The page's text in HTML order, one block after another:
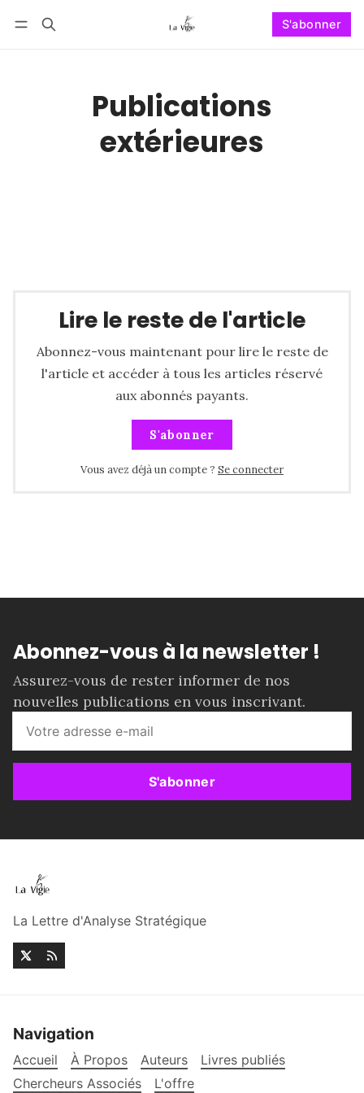
S'abonner
Publications
extérieures
Lire le reste de l'article
Abonnez-vous maintenant pour lire le reste de
l'article et accéder à tous les articles réservé
aux abonnés payants.
S'abonner
Vous avez déjà un compte ? Se connecter
Abonnez-vous à la newsletter !
Assurez-vous de rester informer de nos
nouvelles publications en vous inscrivant.
S'abonner
La Lettre d'Analyse Stratégique
Navigation
Accueil À Propos Auteurs
Livres publiés
Chercheurs Associés
L'offre